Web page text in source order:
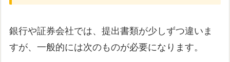
銀行や証券会社では、提出書類が少しずつ違いま
すが、一般的には次のものが必要になります。